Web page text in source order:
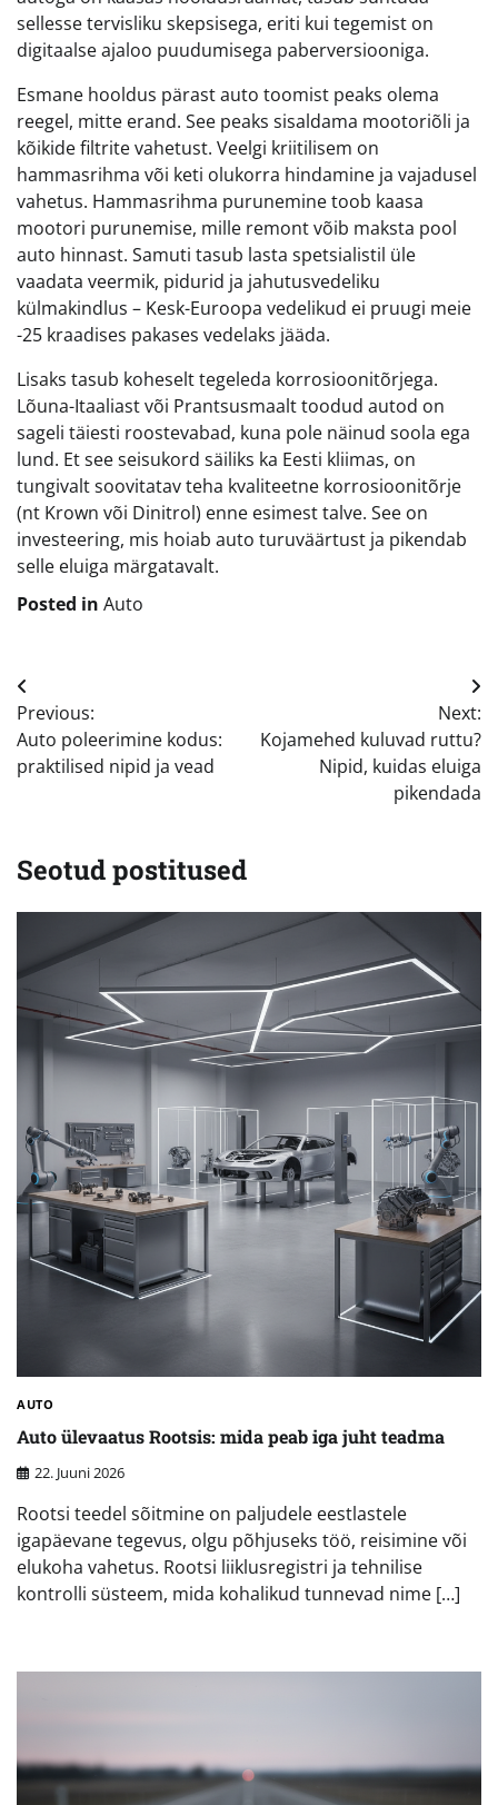
sellesse tervisliku skepsisega, eriti kui tegemist on
digitaalse ajaloo puudumisega paberversiooniga.
Esmane hooldus pärast auto toomist peaks olema
reegel, mitte erand. See peaks sisaldama mootoriõli ja
kõikide filtrite vahetust. Veelgi kriitilisem on
hammasrihma või keti olukorra hindamine ja vajadusel
vahetus. Hammasrihma purunemine toob kaasa
mootori purunemise, mille remont võib maksta pool
auto hinnast. Samuti tasub lasta spetsialistil üle
vaadata veermik, pidurid ja jahutusvedeliku
külmakindlus – Kesk-Euroopa vedelikud ei pruugi meie
-25 kraadises pakases vedelaks jääda.
Lisaks tasub koheselt tegeleda korrosioonitõrjega.
Lõuna-Itaaliast või Prantsusmaalt toodud autod on
sageli täiesti roostevabad, kuna pole näinud soola ega
lund. Et see seisukord säiliks ka Eesti kliimas, on
tungivalt soovitatav teha kvaliteetne korrosioonitõrje
(nt Krown või Dinitrol) enne esimest talve. See on
investeering, mis hoiab auto turuväärtust ja pikendab
selle eluiga märgatavalt.
Posted in Auto
Navigeerimine
Previous:
Auto poleerimine kodus:
praktilised nipid ja vead
Next:
Kojamehed kuluvad ruttu?
Nipid, kuidas eluiga
pikendada
Seotud postitused
AUTO
Auto ülevaatus Rootsis: mida peab iga juht teadma
22. Juuni 2026
Rootsi teedel sõitmine on paljudele eestlastele
igapäevane tegevus, olgu põhjuseks töö, reisimine või
elukoha vahetus. Rootsi liiklusregistri ja tehnilise
kontrolli süsteem, mida kohalikud tunnevad nime […]